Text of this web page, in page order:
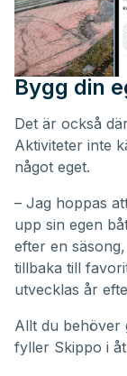
Bygg din
Det är också
Aktiviteter inte
något eget.
– Jag hoppas
upp sin egen
efter en
tillbaka till
utvecklas år
Allt du behöver
fyller Skippo i åt